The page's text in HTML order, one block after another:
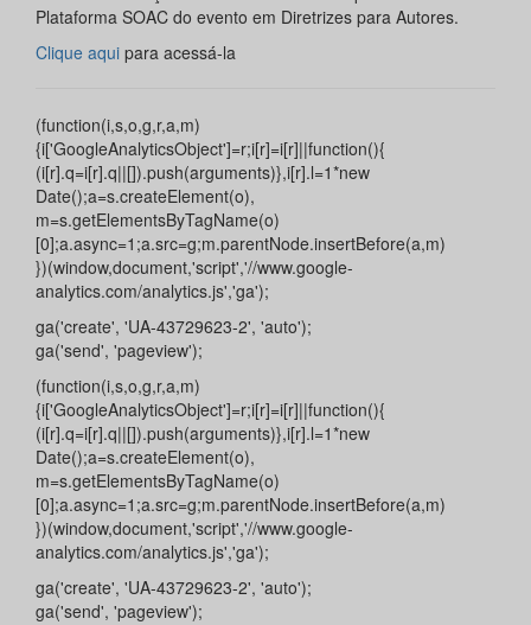
Plataforma SOAC do evento em Diretrizes para Autores.
Clique aqui para acessá-la
(function(i,s,o,g,r,a,m)
{i['GoogleAnalyticsObject']=r;i[r]=i[r]||function(){
(i[r].q=i[r].q||[]).push(arguments)},i[r].l=1*new
Date();a=s.createElement(o),
m=s.getElementsByTagName(o)
[0];a.async=1;a.src=g;m.parentNode.insertBefore(a,m)
})(window,document,'script','//www.google-
analytics.com/analytics.js','ga');
ga('create', 'UA-43729623-2', 'auto');
ga('send', 'pageview');
(function(i,s,o,g,r,a,m)
{i['GoogleAnalyticsObject']=r;i[r]=i[r]||function(){
(i[r].q=i[r].q||[]).push(arguments)},i[r].l=1*new
Date();a=s.createElement(o),
m=s.getElementsByTagName(o)
[0];a.async=1;a.src=g;m.parentNode.insertBefore(a,m)
})(window,document,'script','//www.google-
analytics.com/analytics.js','ga');
ga('create', 'UA-43729623-2', 'auto');
ga('send', 'pageview');